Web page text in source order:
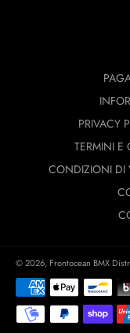
PRIVACY
TERMINI E
CONDIZIONI DI
© 2026, Frontocean BMX
Modalità
pagamento